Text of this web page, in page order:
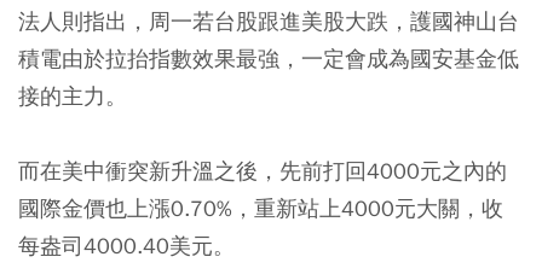
法人則指出，周一若台股跟進美股大跌，護國神山台
積電由於拉抬指數效果最強，一定會成為國安基金低
接的主力。
而在美中衝突新升溫之後，先前打回4000元之內的
國際金價也上漲0.70%，重新站上4000元大關，收
每盎司4000.40美元。